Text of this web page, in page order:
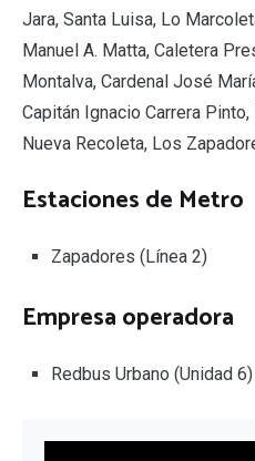
Jara, Santa Luisa, Lo
Manuel A. Matta, Caletera
Montalva, Cardenal José
Capitán Ignacio Carrera Pinto,
Nueva Recoleta, Los
Estaciones de Metro
Zapadores (Línea 2)
Empresa operadora
Redbus Urbano (Unidad 6)